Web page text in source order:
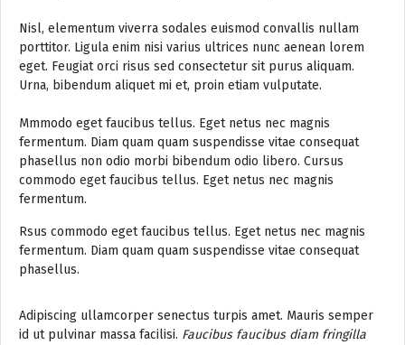
Nisl, elementum viverra sodales euismod convallis nullam
porttitor. Ligula enim nisi varius ultrices nunc aenean lorem
eget. Feugiat orci risus sed consectetur sit purus aliquam.
Urna, bibendum aliquet mi et, proin etiam vulputate.
Mmmodo eget faucibus tellus. Eget netus nec magnis
fermentum. Diam quam quam suspendisse vitae consequat
phasellus non odio morbi bibendum odio libero. Cursus
commodo eget faucibus tellus. Eget netus nec magnis
fermentum.
Rsus commodo eget faucibus tellus. Eget netus nec magnis
fermentum. Diam quam quam suspendisse vitae consequat
phasellus.
Adipiscing ullamcorper senectus turpis amet. Mauris semper
id ut pulvinar massa facilisi. Faucibus faucibus diam fringilla